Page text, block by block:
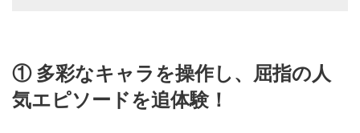
① 多彩なキャラを操作し、屈指の人
気エピソードを追体験！